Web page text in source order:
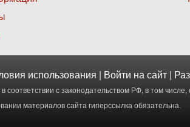
использования | Войти на сайт |
с законодательством РФ, в том
материалов сайта гиперссылка обязательна.